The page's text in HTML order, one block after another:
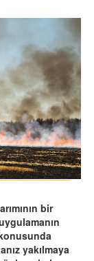
bir
yakılmaya